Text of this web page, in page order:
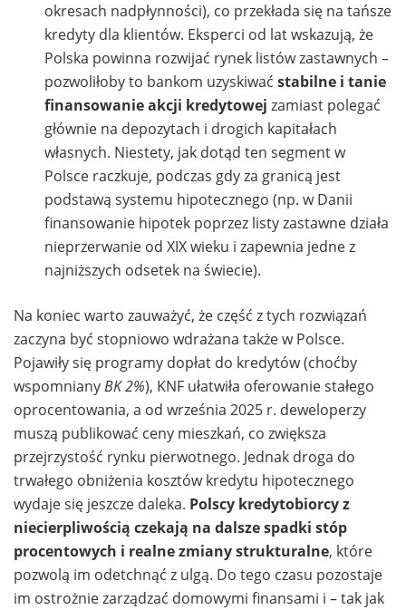
okresach nadpłynności), co przekłada się na tańsze
kredyty dla klientów. Eksperci od lat wskazują, że
Polska powinna rozwijać rynek listów zastawnych –
pozwoliłoby to bankom uzyskiwaćstabilne i tanie
finansowanie akcji kredytowej zamiast polegać
głównie na depozytach i drogich kapitałach
własnych. Niestety, jak dotąd ten segment w
Polsce raczkuje, podczas gdy za granicą jest
podstawą systemu hipotecznego (np. w Danii
finansowanie hipotek poprzez listy zastawne działa
nieprzerwanie od XIX wieku i zapewnia jedne z
najniższych odsetek na świecie).
Na koniec warto zauważyć, że część z tych rozwiązań
zaczyna być stopniowo wdrażana także w Polsce.
Pojawiły się programy dopłat do kredytów (choćby
wspomnianyBK 2%), KNF ułatwiła oferowanie stałego
oprocentowania, a od września 2025 r. deweloperzy
muszą publikować ceny mieszkań, co zwiększa
przejrzystość rynku pierwotnego. Jednak droga do
trwałego obniżenia kosztów kredytu hipotecznego
wydaje się jeszcze daleka. Polscy kredytobiorcy z
niecierpliwością czekają na dalsze spadki stóp
procentowych i realne zmiany strukturalne, które
pozwolą im odetchnąć z ulgą. Do tego czasu pozostaje
im ostrożnie zarządzać domowymi finansami i – tak jak